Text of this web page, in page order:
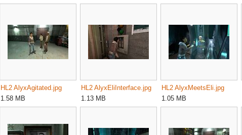
HL2 AlyxAgitated.jpg
1.58 MB
HL2 AlyxEliInterface.jpg
1.13 MB
HL2 AlyxMeetsEli.jpg
1.05 MB